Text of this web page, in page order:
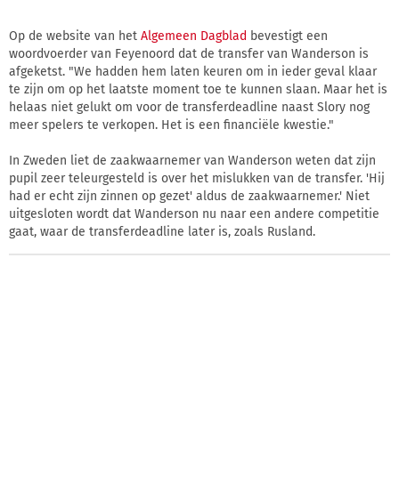
Op de website van het Algemeen Dagblad bevestigt een
woordvoerder van Feyenoord dat de transfer van Wanderson is
afgeketst. "We hadden hem laten keuren om in ieder geval klaar
te zijn om op het laatste moment toe te kunnen slaan. Maar het is
helaas niet gelukt om voor de transferdeadline naast Slory nog
meer spelers te verkopen. Het is een financiële kwestie."
In Zweden liet de zaakwaarnemer van Wanderson weten dat zijn
pupil zeer teleurgesteld is over het mislukken van de transfer. 'Hij
had er echt zijn zinnen op gezet' aldus de zaakwaarnemer.' Niet
uitgesloten wordt dat Wanderson nu naar een andere competitie
gaat, waar de transferdeadline later is, zoals Rusland.